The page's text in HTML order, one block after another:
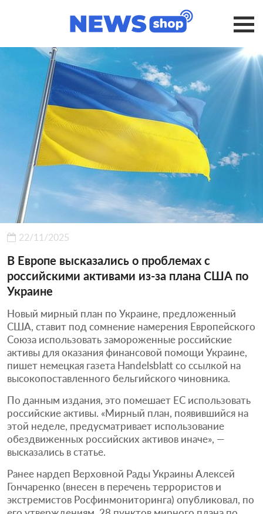
22/11/2025
В Европе высказались о проблемах с
российскими активами из-за плана США по
Украине
Новый мирный план по Украине, предложенный
США, ставит под сомнение намерения Европейского
Союза использовать замороженные российские
активы для оказания финансовой помощи Украине,
пишет немецкая газета Handelsblatt со ссылкой на
высокопоставленного бельгийского чиновника.
По данным издания, это помешает ЕС использовать
российские активы. «Мирный план, появившийся на
этой неделе, предусматривает использование
обездвиженных российских активов иначе», —
высказались в статье.
Ранее нардеп Верховной Рады Украины Алексей
Гончаренко (внесен в перечень террористов и
экстремистов Росфинмониторинга) опубликовал, по